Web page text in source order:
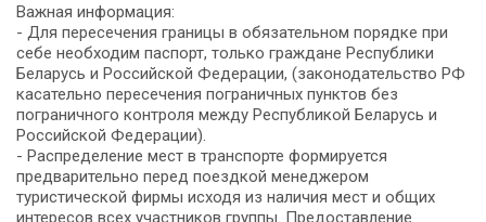
Важная информация:
- Для пересечения границы в обязательном порядке при
себе необходим паспорт, только граждане Республики
Беларусь и Российской Федерации, (законодательство РФ
касательно пересечения пограничных пунктов без
пограничного контроля между Республикой Беларусь и
Российской Федерации).
- Распределение мест в транспорте формируется
предварительно перед поездкой менеджером
туристической фирмы исходя из наличия мест и общих
интересов всех участников группы. Предоставление